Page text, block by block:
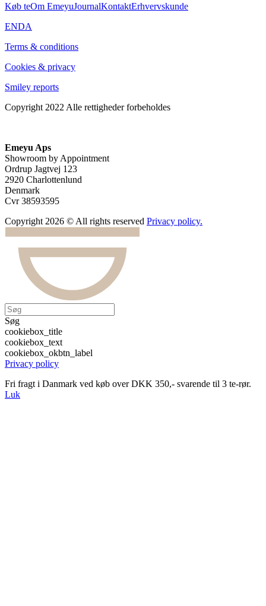
Køb teOm EmeyuJournalKontaktErhvervskunde
ENDA
Terms & conditions
Cookies & privacy
Smiley reports
Copyright 2022 Alle rettigheder forbeholdes
Emeyu Aps
Showroom by Appointment
Ordrup Jagtvej 123
2920 Charlottenlund
Denmark
Cvr 38593595
Copyright 2026 © All rights reserved Privacy policy.
Søg
cookiebox_title
cookiebox_text
cookiebox_okbtn_label
Privacy policy
Fri fragt i Danmark ved køb over DKK 350,- svarende til 3 te-rør.
Luk